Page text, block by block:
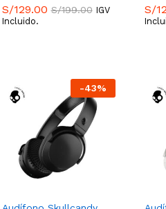
S/129.00 S/199.00 IGV
Incluido.
S/
-43%